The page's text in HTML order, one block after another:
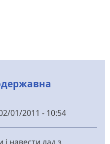
01/2011 - 10:54